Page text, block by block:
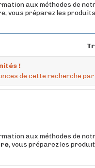
aux méthodes de
vous préparez les
!
de cette recherche
aux méthodes de
, vous préparez les